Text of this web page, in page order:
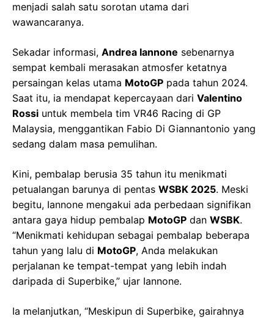
menjadi salah satu sorotan utama dari
wawancaranya.
Sekadar informasi, Andrea Iannone sebenarnya
sempat kembali merasakan atmosfer ketatnya
persaingan kelas utama MotoGP pada tahun 2024.
Saat itu, ia mendapat kepercayaan dari Valentino
Rossi untuk membela tim VR46 Racing di GP
Malaysia, menggantikan Fabio Di Giannantonio yang
sedang dalam masa pemulihan.
Kini, pembalap berusia 35 tahun itu menikmati
petualangan barunya di pentas WSBK 2025. Meski
begitu, Iannone mengakui ada perbedaan signifikan
antara gaya hidup pembalap MotoGP dan WSBK.
“Menikmati kehidupan sebagai pembalap beberapa
tahun yang lalu di MotoGP, Anda melakukan
perjalanan ke tempat-tempat yang lebih indah
daripada di Superbike,” ujar Iannone.
Ia melanjutkan, “Meskipun di Superbike, gairahnya